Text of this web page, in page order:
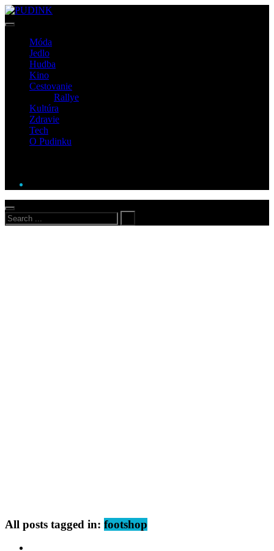
Móda
Jedlo
Hudba
Kino
Cestovanie
Rallye
Kultúra
Zdravie
Tech
O Pudinku
All posts tagged in: footshop